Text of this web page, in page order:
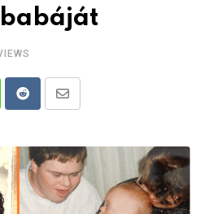
RedditShare
Email